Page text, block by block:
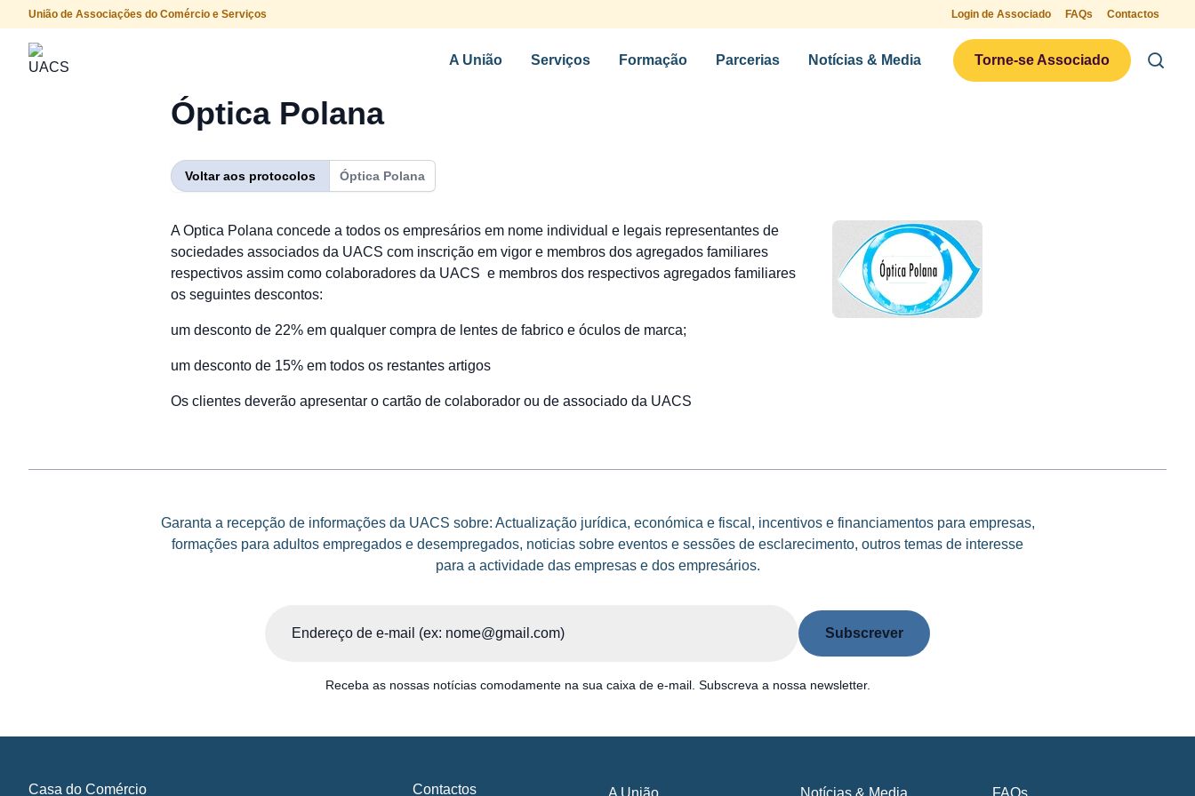
União de Associações do Comércio e Serviços Login de Associado FAQs Contactos
A União Serviços Formação Parcerias Notícias & Media Torne-se Associado
Óptica Polana
Voltar aos protocolos Óptica Polana
A Optica Polana concede a todos os empresários em nome individual e legais representantes de
sociedades associados da UACS com inscrição em vigor e membros dos agregados familiares
respectivos assim como colaboradores da UACS e membros dos respectivos agregados familiares
os seguintes descontos:
um desconto de 22% em qualquer compra de lentes de fabrico e óculos de marca;
um desconto de 15% em todos os restantes artigos
Os clientes deverão apresentar o cartão de colaborador ou de associado da UACS
Garanta a recepção de informações da UACS sobre: Actualização jurídica, económica e fiscal, incentivos e financiamentos para empresas,
formações para adultos empregados e desempregados, noticias sobre eventos e sessões de esclarecimento, outros temas de interesse
para a actividade das empresas e dos empresários.
Receba as nossas notícias comodamente na sua caixa de e-mail. Subscreva a nossa newsletter.
Casa do Comércio Contactos A União Notícias & Media FAQs